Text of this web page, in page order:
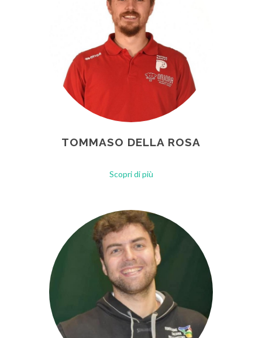
TOMMASO DELLA ROSA
Scopri di più